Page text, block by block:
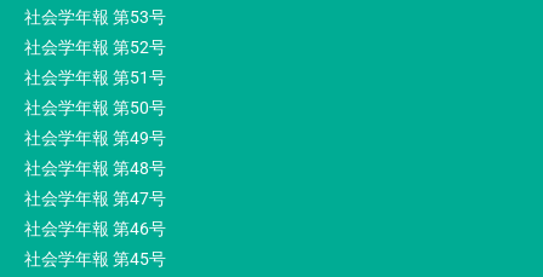
社会学年報 第53号
社会学年報 第52号
社会学年報 第51号
社会学年報 第50号
社会学年報 第49号
社会学年報 第48号
社会学年報 第47号
社会学年報 第46号
社会学年報 第45号